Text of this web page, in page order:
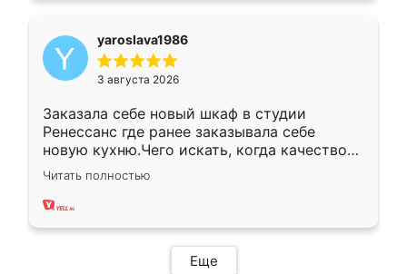
yaroslava1986
3 августа 2026
Заказала себе новый шкаф в студии
Ренессанс где ранее заказывала себе
новую кухню.Чего искать, когда качеством
вполне довольна. Служит кухня уже почти
два года, нареканий нет.
Читать полностью
Еще